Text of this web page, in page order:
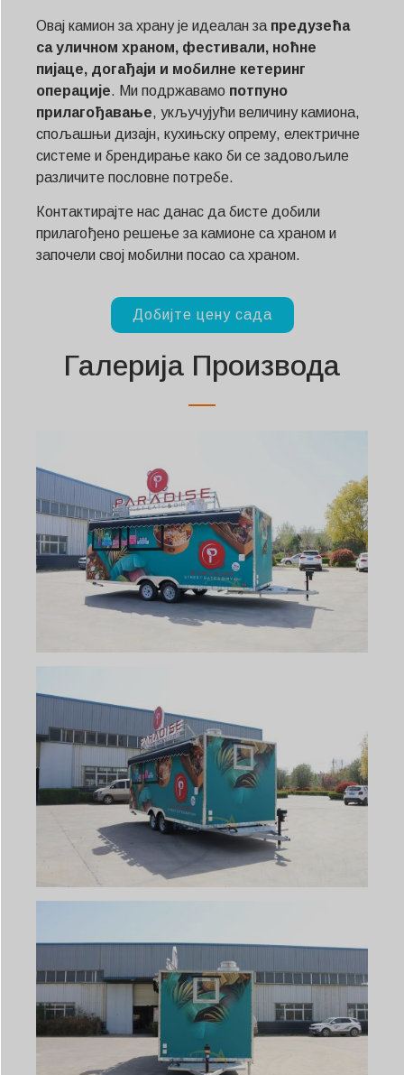
Овај камион за храну је идеалан за предузећа
са уличном храном, фестивали, ноћне
пијаце, догађаји и мобилне кетеринг
операције. Ми подржавамо потпуно
прилагођавање, укључујући величину камиона,
спољашњи дизајн, кухињску опрему, електричне
системе и брендирање како би се задовољиле
различите пословне потребе.
Контактирајте нас данас да бисте добили
прилагођено решење за камионе са храном и
започели свој мобилни посао са храном.
Добијте цену сада
Галерија Производа